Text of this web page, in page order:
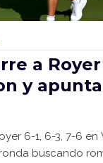
a
y
6-1, 6-3, 7-6
buscando